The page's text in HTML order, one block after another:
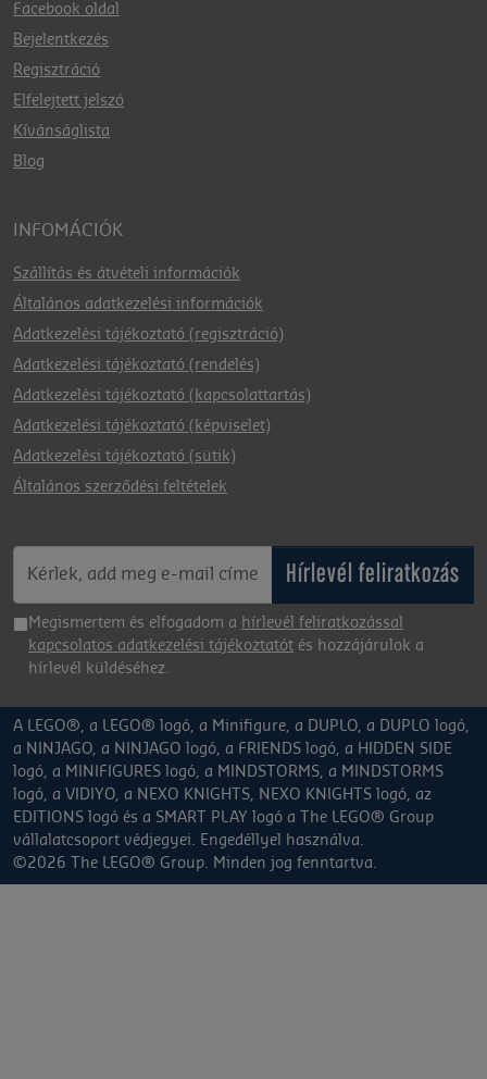
Facebook oldal
Bejelentkezés
Regisztráció
Elfelejtett jelszó
Kívánságlista
Blog
INFOMÁCIÓK
Szállítás és átvételi információk
Általános adatkezelési információk
Adatkezelési tájékoztató (regisztráció)
Adatkezelési tájékoztató (rendelés)
Adatkezelési tájékoztató (kapcsolattartás)
Adatkezelési tájékoztató (képviselet)
Adatkezelési tájékoztató (sütik)
Általános szerződési feltételek
Hírlevél feliratkozás
Megismertem és elfogadom a hírlevél feliratkozással
kapcsolatos adatkezelési tájékoztatót és hozzájárulok a
hírlevél küldéséhez.
A LEGO®, a LEGO® logó, a Minifigure, a DUPLO, a DUPLO logó,
a NINJAGO, a NINJAGO logó, a FRIENDS logó, a HIDDEN SIDE
logó, a MINIFIGURES logó, a MINDSTORMS, a MINDSTORMS
logó, a VIDIYO, a NEXO KNIGHTS, NEXO KNIGHTS logó, az
EDITIONS logó és a SMART PLAY logó a The LEGO® Group
vállalatcsoport védjegyei. Engedéllyel használva.
©2026 The LEGO® Group. Minden jog fenntartva.